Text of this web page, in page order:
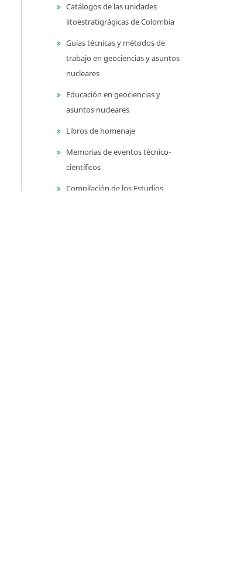
Catálogos de las unidades
litoestratigrágicas de Colombia
Guías técnicas y métodos de
trabajo en geociencias y asuntos
nucleares
Educación en geociencias y
asuntos nucleares
Libros de homenaje
Memorias de eventos técnico-
científicos
Compilación de los Estudios